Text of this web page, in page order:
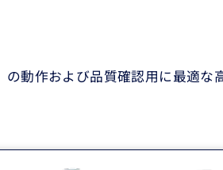
動作および品質確認用に最適な